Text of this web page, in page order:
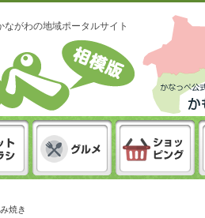
がわの地域ポータルサイト
焼き